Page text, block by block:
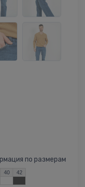
по размерам
40 42